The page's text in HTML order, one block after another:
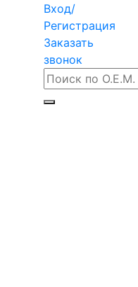
Вход/
Регистрация
Заказать
звонок